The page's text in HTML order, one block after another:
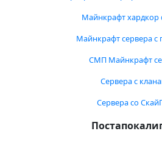
Майнкрафт хардкор
Майнкрафт сервера с
СМП Майнкрафт
Сервера с
Сервера со